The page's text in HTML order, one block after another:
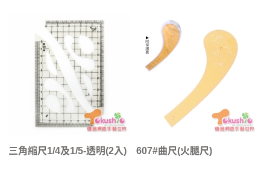
三角縮尺1/4及1/5-透明(2入) 607#曲尺(火腿尺)